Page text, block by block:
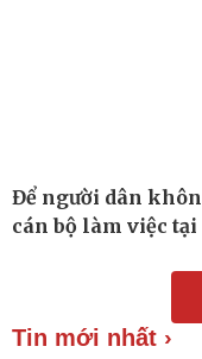
Để người dân
cán bộ làm việc
Tin mới nhất ›